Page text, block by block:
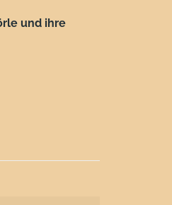
und ihre